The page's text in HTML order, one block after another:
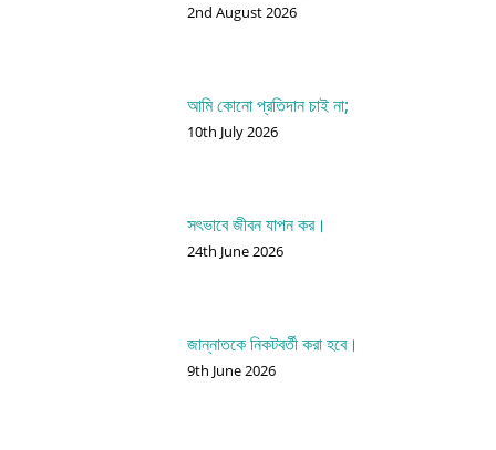
2nd August 2026
আমি কোনো প্রতিদান চাই না;
10th July 2026
সৎভাবে জীবন যাপন কর।
24th June 2026
জান্নাতকে নিকটবর্তী করা হবে।
9th June 2026